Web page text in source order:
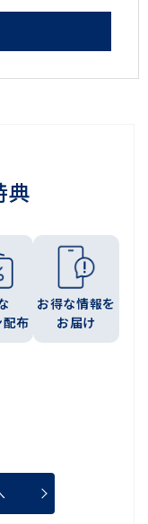
典
布
お得な情報を
お届け